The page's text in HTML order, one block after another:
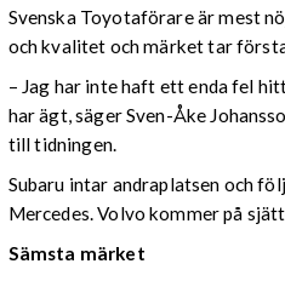
Svenska Toyotaförare är mest
och kvalitet och märket tar
– Jag har inte haft ett enda fel
har ägt, säger Sven-Åke
till tidningen.
Subaru intar andraplatsen och
Mercedes. Volvo kommer på
Sämsta märket